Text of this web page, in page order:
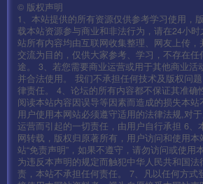
© 版权声明
1、本站提供的所有资源仅供参考学习使用，
载本站资源参与商业和非法行为，请在24小
站所有内容均由互联网收集整理、网友上传
交流为目的，仅供大家参考、学习，不存在
途。 3、若您需要商业运营或用于其他商业活
并合法使用。 我们不承担任何技术及版权问
律责任。 4、论坛的所有内容都不保证其准确
阅读本站内容因误导等因素而造成的损失本站
用户使用本网站必须遵守适用的法律法规,对
运营而引起的一切责任，由用户自行承担 6、
网转载，版权归原著所有，用户访问和使用
站“免责声明”，如果不遵守，请勿访问或使用
为违反本声明的规定而触犯中华人民共和国法
责，本站不承担任何责任。 7、凡以任何方式